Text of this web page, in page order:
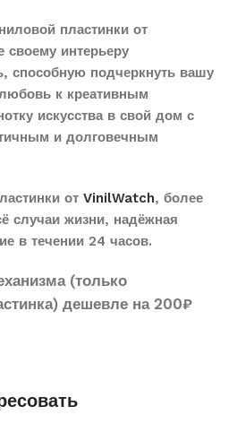
пластинки от
своему интерьеру
способную подчеркнуть вашу
к креативным
искусства в свой дом с
и долговечным
от VinilWatch, более
случаи жизни, надёжная
в течении 24 часов.
(только
дешевле на 200₽